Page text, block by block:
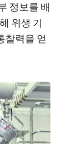
정보를 배
위생 기
찰력을 얻